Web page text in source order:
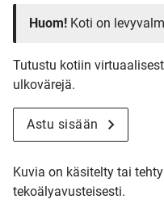
Huom! Koti on
Tutustu kotiin
ulkovärejä.
Astu sisään
Kuvia on käsitelty tai
tekoälyavusteisesti.